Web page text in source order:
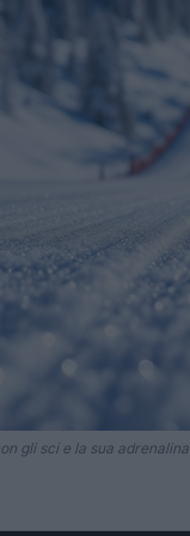
gli sci e la sua